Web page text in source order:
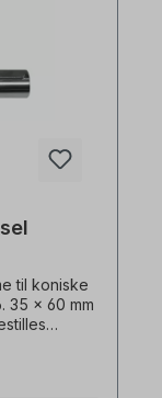
til koniske
35 x 60 mm
forbehold